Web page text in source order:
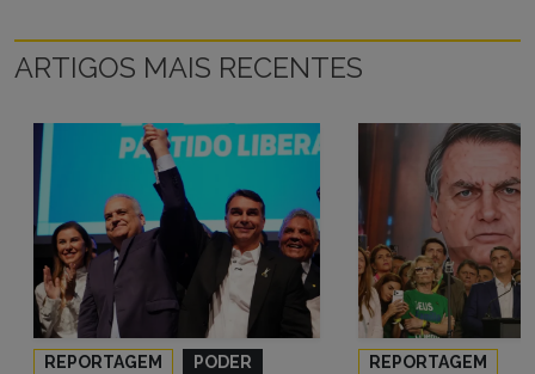
ARTIGOS MAIS RECENTES
REPORTAGEM PODER
REPORTAGEM